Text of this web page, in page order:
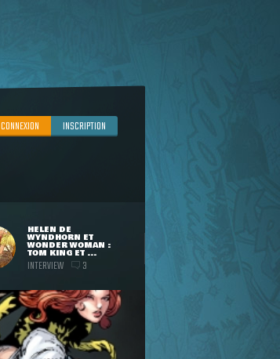
CONNEXION INSCRIPTION
HELEN DE
WYNDHORN ET
WONDER WOMAN :
TOM KING ET ...
INTERVIEW 3